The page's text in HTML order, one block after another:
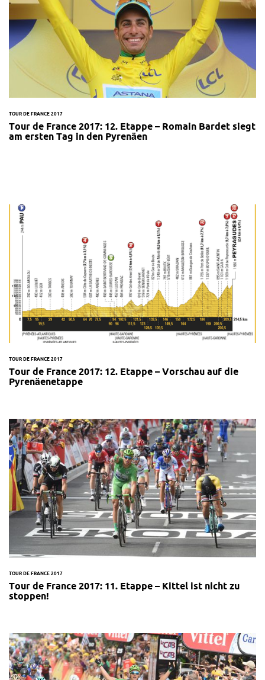
TOUR DE FRANCE 2017
Tour de France 2017: 12. Etappe – Romain Bardet siegt
am ersten Tag in den Pyrenäen
TOUR DE FRANCE 2017
Tour de France 2017: 12. Etappe – Vorschau auf die
Pyrenäenetappe
TOUR DE FRANCE 2017
Tour de France 2017: 11. Etappe – Kittel ist nicht zu
stoppen!